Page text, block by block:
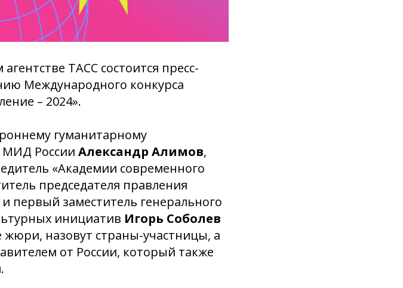
ТАСС состоится пресс-
Международного конкурса
– 2024».
гуманитарному
МИД России Александр Алимов,
«Академии современного
председателя правления
и первый заместитель генерального
инициатив Игорь Соболев
жюри, назовут страны-участницы, а
от России, который также